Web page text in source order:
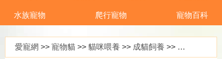
水族寵物 爬行寵物 寵物百科
愛寵網 >> 寵物貓 >> 貓咪喂養 >> 成貓飼養 >> 寵物貓適合放養嗎